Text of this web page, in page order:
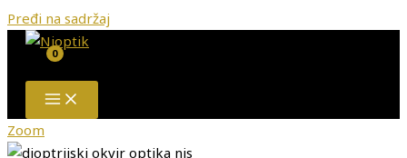
Pređi na sadržaj
Zoom